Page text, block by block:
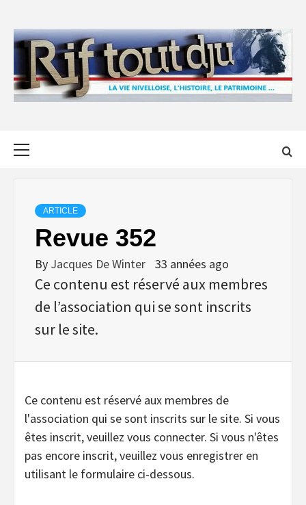
content
ARTICLE
Revue 352
By Jacques De Winter 33 années ago
Ce contenu est réservé aux membres
de l’association qui se sont inscrits
sur le site.
Ce contenu est réservé aux membres de
l'association qui se sont inscrits sur le site. Si vous
êtes inscrit, veuillez vous connecter. Si vous n'êtes
pas encore inscrit, veuillez vous enregistrer en
utilisant le formulaire ci-dessous.